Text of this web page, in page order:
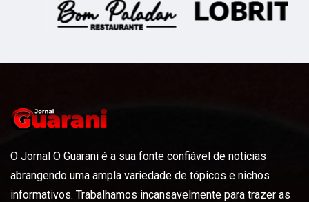
O Jornal O Guarani é a sua fonte confiável de notícias
abrangendo uma ampla variedade de tópicos e nichos
informativos. Trabalhamos incansavelmente para trazer as